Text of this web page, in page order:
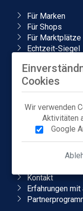
Für Marken
Für Shops
Für Marktplätze
Echtzeit-Siegel
PREMIUM-
Local Store
Amazon-
Unternehmen
Über uns
Karriere
Kontakt
Erfahrungen
Cookies
Wir verwenden
Aktivitäten
Google